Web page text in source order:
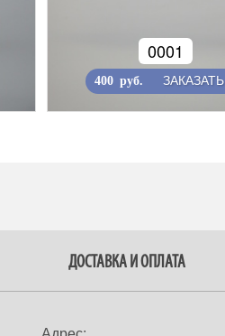
0001
400 руб. ЗАКАЗАТЬ
ДОСТАВКА И ОПЛАТА